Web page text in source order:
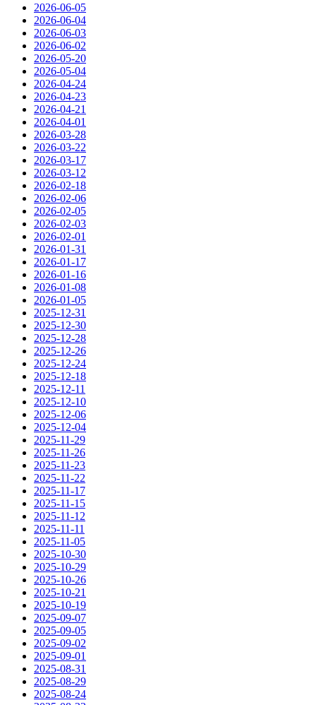
2026-06-05
2026-06-04
2026-06-03
2026-06-02
2026-05-20
2026-05-04
2026-04-24
2026-04-23
2026-04-21
2026-04-01
2026-03-28
2026-03-22
2026-03-17
2026-03-12
2026-02-18
2026-02-06
2026-02-05
2026-02-03
2026-02-01
2026-01-31
2026-01-17
2026-01-16
2026-01-08
2026-01-05
2025-12-31
2025-12-30
2025-12-28
2025-12-26
2025-12-24
2025-12-18
2025-12-11
2025-12-10
2025-12-06
2025-12-04
2025-11-29
2025-11-26
2025-11-23
2025-11-22
2025-11-17
2025-11-15
2025-11-12
2025-11-11
2025-11-05
2025-10-30
2025-10-29
2025-10-26
2025-10-21
2025-10-19
2025-09-07
2025-09-05
2025-09-02
2025-09-01
2025-08-31
2025-08-29
2025-08-24